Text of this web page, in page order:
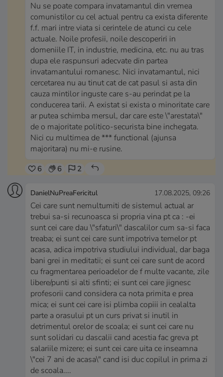
Nu se poate compara invatamantul din vremea
comunistilor cu cel actual pentru ca exista diferente
f.f. mari intre viata si cerintele de atunci cu cele
actuale. Noile profesii, noile descoperiri in
domeniile IT, in industrie, medicina, etc. nu au tras
dupa ele raspunsuri adecvate din partea
invatamantului romanesc. Nici invatamantul, nici
cercetarea nu au tinut cat de cat pasul si asta din
cauza mintilor inguste care s-au perindat pe la
conducerea tarii. A existat si exista o minoritate care
ar putea schimba mersul, dar care este \"arestata\"
de o majoritate politico-securista bine inchegata.
Nici cu multimea de *** functional (ajunsa
majoritara) nu mi-e rusine.
6 6 2
DanielNuPreaFericitul 17.08.2025, 09:26
Cei care sunt nemultumiti de sistemul actual ar
trebui sa-si recunoasca si propria vina pt ca : -ei
sunt cei care dau \"sfaturi\" dascalilor cum sa-si faca
treaba; ei sunt cei care sunt impotriva temelor pt
acasa, adica impotriva studiului individual, dar baga
bani grei in meditatii; ei sunt cei care sunt de acord
cu fragmentarea perioadelor de f multe vacante, zile
libere/punti si alti sfinti; ei sunt cei care jignesc
profesorii cand considera ca nota primita e prea
mica; ei sunt cei care isi plimba copiii in cealalta
parte a orasului pt un curs privat si inutil in
detrimentul orelor de scoala; ei sunt cei care nu
sunt solidari cu dascalii cand acestia fac greva pt
salariile mizere; ei sunt cei care uita ce inseamna
\"cei 7 ani de acasa\" cand isi duc copilul in prima zi
de scoala....